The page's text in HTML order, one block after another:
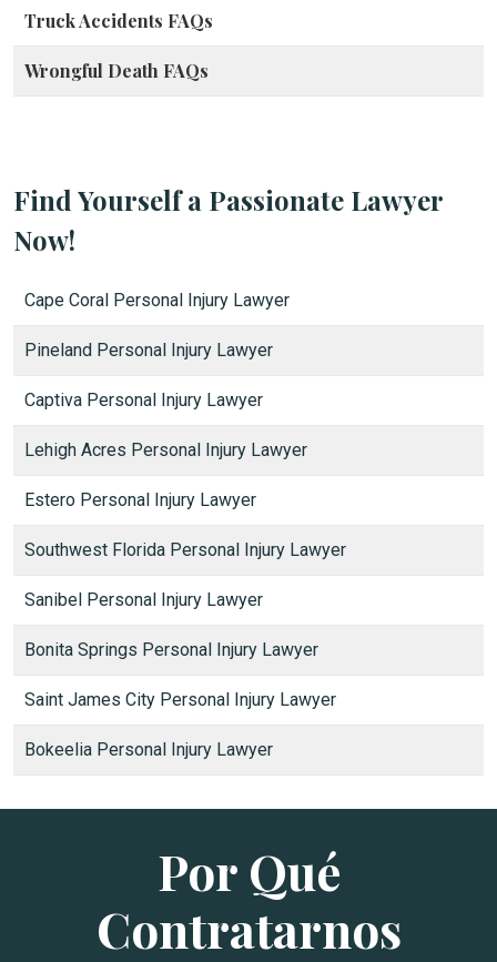
Truck Accidents FAQs
Wrongful Death FAQs
Find Yourself a Passionate Lawyer
Now!
Cape Coral Personal Injury Lawyer
Pineland Personal Injury Lawyer
Captiva Personal Injury Lawyer
Lehigh Acres Personal Injury Lawyer
Estero Personal Injury Lawyer
Southwest Florida Personal Injury Lawyer
Sanibel Personal Injury Lawyer
Bonita Springs Personal Injury Lawyer
Saint James City Personal Injury Lawyer
Bokeelia Personal Injury Lawyer
Por Qué
Contratarnos